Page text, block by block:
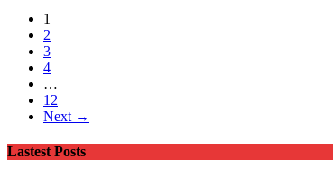
1
2
3
4
…
12
Next →
Lastest Posts